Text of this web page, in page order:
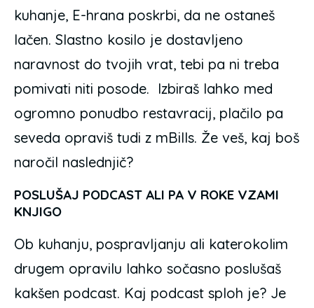
kuhanje, E-hrana poskrbi, da ne ostaneš
lačen. Slastno kosilo je dostavljeno
naravnost do tvojih vrat, tebi pa ni treba
pomivati niti posode. Izbiraš lahko med
ogromno ponudbo restavracij, plačilo pa
seveda opraviš tudi z mBills. Že veš, kaj boš
naročil naslednjič?
POSLUŠAJ PODCAST ALI PA V ROKE VZAMI
KNJIGO
Ob kuhanju, pospravljanju ali katerokolim
drugem opravilu lahko sočasno poslušaš
kakšen podcast. Kaj podcast sploh je? Je